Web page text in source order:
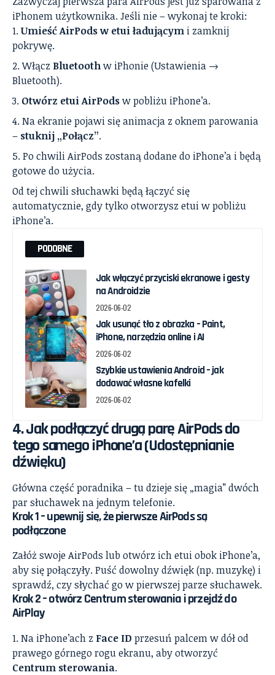
iPhonem użytkownika. Jeśli nie – wykonaj te kroki:
Umieść AirPods w etui ładującym i zamknij
pokrywę.
Włącz Bluetoothw iPhonie (Ustawienia →
Bluetooth).
Otwórz etui AirPodsw pobliżu iPhone’a.
Na ekranie pojawi się animacja z oknem parowania
– stuknij „Połącz”.
Po chwili AirPods zostaną dodane do iPhone’a i będą
gotowe do użycia.
Od tej chwili słuchawki będą łączyć się
automatycznie, gdy tylko otworzysz etui w pobliżu
iPhone’a.
PODOBNE
Jak włączyć przyciski ekranowe i gesty
na Androidzie
2026-06-02
Jak usunąć tło z obrazka – Paint,
iPhone, narzędzia online i AI
2026-06-02
Szybkie ustawienia Android – jak
dodawać własne kafelki
2026-06-02
4. Jak podłączyćdrugąparę AirPods do
tego samego iPhone’a (Udostępnianie
dźwięku)
Główna część poradnika – tu dzieje się „magia” dwóch
par słuchawek na jednym telefonie.
Krok 1 – upewnij się, że pierwsze AirPods są
podłączone
Załóż swoje AirPods lub otwórz ich etui obok iPhone’a,
aby się połączyły. Puść dowolny dźwięk (np. muzykę) i
sprawdź, czy słychać go w pierwszej parze słuchawek.
Krok 2 – otwórz Centrum sterowania i przejdź do
AirPlay
Na iPhone’ach z Face ID przesuń palcem w dół od
prawego górnego rogu ekranu, aby otworzyć
Centrum sterowania.